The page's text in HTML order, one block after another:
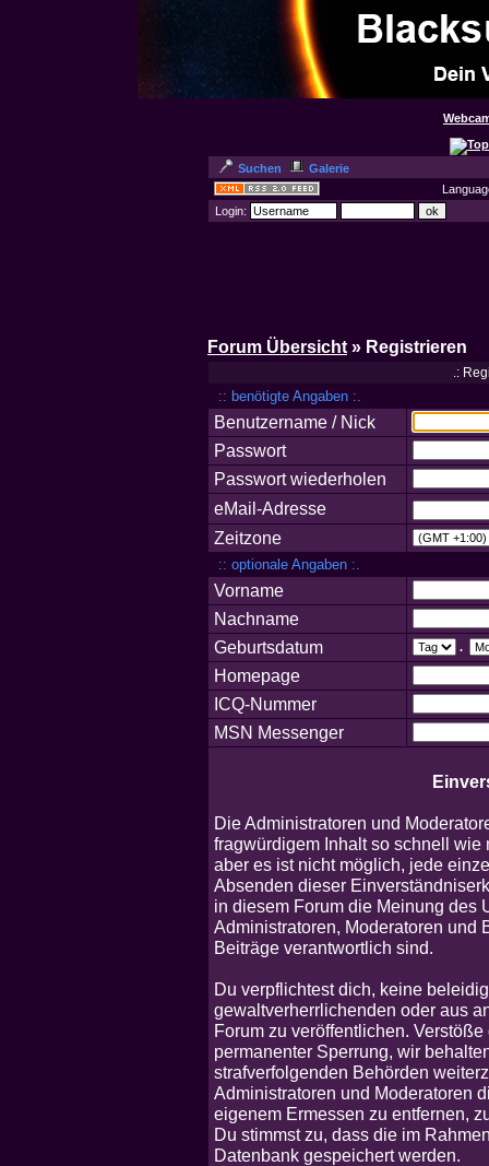
Suchen
Galerie
Login:
Forum Übersicht » Registrieren
.:
:: benötigte Angaben :.
Benutzername / Nick
Passwort
Passwort wiederholen
eMail-Adresse
Zeitzone
:: optionale Angaben :.
Vorname
Nachname
Geburtsdatum
.
Homepage
ICQ-Nummer
MSN Messenger
Die Administratoren und
fragwürdigem Inhalt so schnell
aber es ist nicht möglich, jede
Absenden dieser
in diesem Forum die Meinung des
Administratoren, Moderatoren und
Beiträge verantwortlich sind.
Du verpflichtest dich, keine
gewaltverherrlichenden oder aus
Forum zu veröffentlichen.
permanenter Sperrung, wir
strafverfolgenden Behörden
Administratoren und Moderatoren
eigenem Ermessen zu entfernen,
Du stimmst zu, dass die im
Datenbank gespeichert werden.